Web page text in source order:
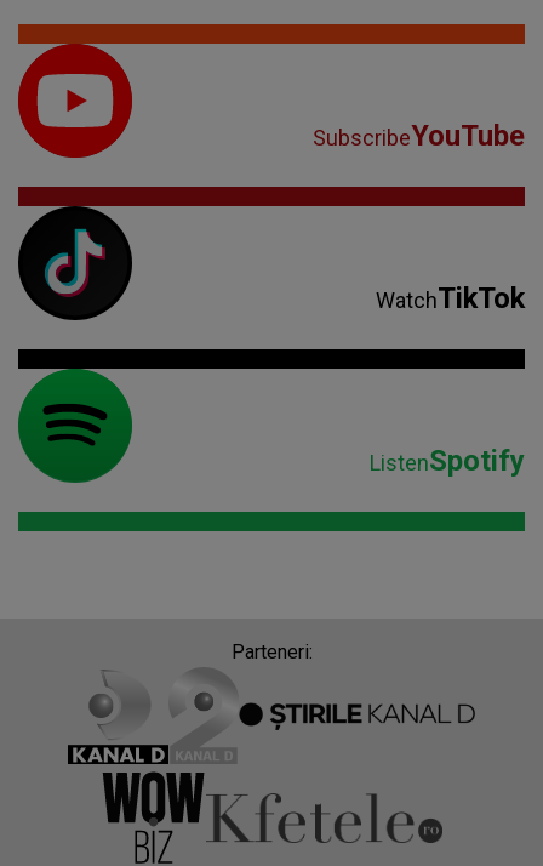
SubscribeYouTube
WatchTikTok
ListenSpotify
Parteneri: